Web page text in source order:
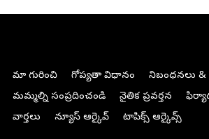
మా గురించి గోప్యతా విధానం
నిబంధనలు &
మమ్మల్ని సంప్రదించండి
నైతిక ప్రవర్తన
వార్తలు
న్యూస్ ఆర్కైవ్ టాపిక్స్ ఆర్కైవ్స్